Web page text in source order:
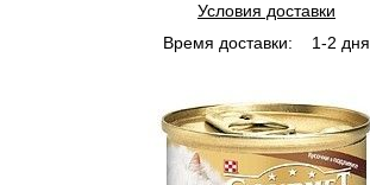
Условия доставки
Время доставки:
1-2 дня